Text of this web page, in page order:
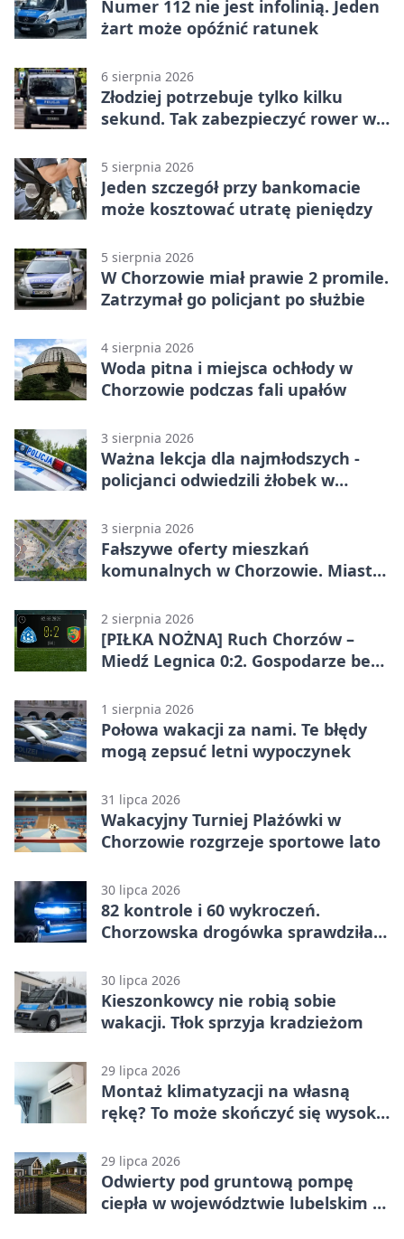
Numer 112 nie jest infolinią. Jeden
żart może opóźnić ratunek
6 sierpnia 2026
Złodziej potrzebuje tylko kilku
sekund. Tak zabezpieczyć rower w
5 sierpnia 2026
Jeden szczegół przy bankomacie
może kosztować utratę pieniędzy
5 sierpnia 2026
W Chorzowie miał prawie 2 promile.
Zatrzymał go policjant po służbie
4 sierpnia 2026
Woda pitna i miejsca ochłody w
Chorzowie podczas fali upałów
3 sierpnia 2026
Ważna lekcja dla najmłodszych -
policjanci odwiedzili żłobek w
3 sierpnia 2026
Fałszywe oferty mieszkań
komunalnych w Chorzowie. Miasto
2 sierpnia 2026
[PIŁKA NOŻNA] Ruch Chorzów –
Miedź Legnica 0:2. Gospodarze bez
1 sierpnia 2026
Połowa wakacji za nami. Te błędy
mogą zepsuć letni wypoczynek
31 lipca 2026
Wakacyjny Turniej Plażówki w
Chorzowie rozgrzeje sportowe lato
30 lipca 2026
82 kontrole i 60 wykroczeń.
Chorzowska drogówka sprawdziła
30 lipca 2026
Kieszonkowcy nie robią sobie
wakacji. Tłok sprzyja kradzieżom
29 lipca 2026
Montaż klimatyzacji na własną
rękę? To może skończyć się wysoką
29 lipca 2026
Odwierty pod gruntową pompę
ciepła w województwie lubelskim -